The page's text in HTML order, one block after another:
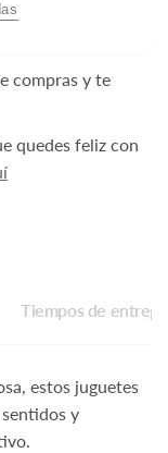
compras y te
quedes feliz con
Tiempos de entrega
estos juguetes
y